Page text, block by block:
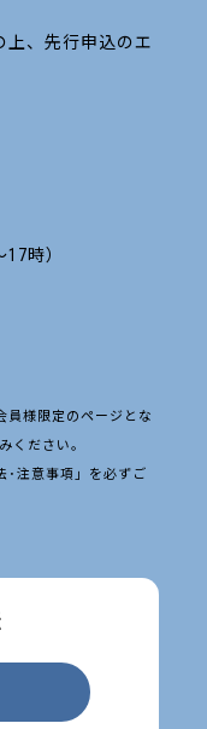
上、先行申込のエ
17時）
員様限定のページとな
ください。
･注意事項」を必ずご